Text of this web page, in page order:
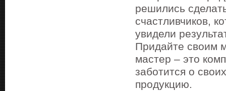
решились
счастливчиков,
увидели
Придайте своим
мастер – это
заботится о
продукцию.